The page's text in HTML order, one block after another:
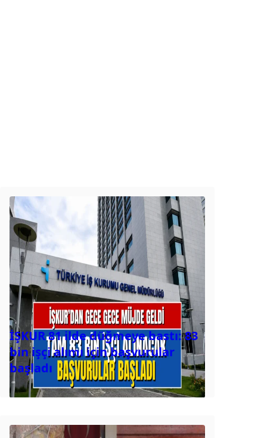
İŞKUR 81 ilde düğmeye bastı: 83
bin işçi alımı için başvurular
başladı